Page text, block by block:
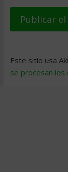
Este sitio usa
se procesan